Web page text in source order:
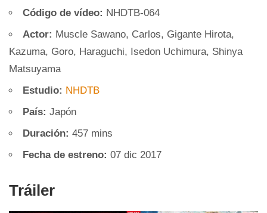
Código de vídeo: NHDTB-064
Actor: Muscle Sawano, Carlos, Gigante Hirota,
Kazuma, Goro, Haraguchi, Isedon Uchimura, Shinya
Matsuyama
Estudio: NHDTB
País:Japón
Duración:457 mins
Fecha de estreno: 07 dic 2017
Tráiler